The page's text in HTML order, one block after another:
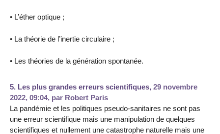
• L’éther optique ;
• La théorie de l’inertie circulaire ;
• Les théories de la génération spontanée.
5. Les plus grandes erreurs scientifiques, 29 novembre
2022, 09:04, par Robert Paris
La pandémie et les politiques pseudo-sanitaires ne sont pas
une erreur scientifique mais une manipulation de quelques
scientifiques et nullement une catastrophe naturelle mais une